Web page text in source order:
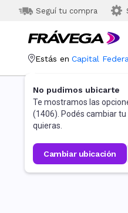
Seguí tu compra
Estás en Capital
No pudimos ubicarte
Te mostramos las
(1406). Podés cambiar
quieras.
cambiar ubicación